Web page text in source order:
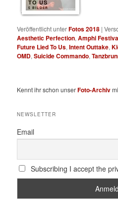
TO US
5 BILDER
Veröffentlicht unterFotos 2018 |
Aesthetic Perfection,Amphi
Future Lied To Us,Intent Outtake,
OMD,Suicide Commando,
Kennt ihr schon unserFoto-Archiv
NEWSLETTER
Email
Subscribing I accept the